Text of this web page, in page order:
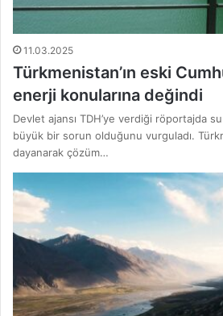
11.03.2025
Türkmenistan’ın eski
enerji konularına değindi
Devlet ajansı TDH’ye verdiği röportajda su
büyük bir sorun olduğunu vurguladı.
dayanarak çözüm…